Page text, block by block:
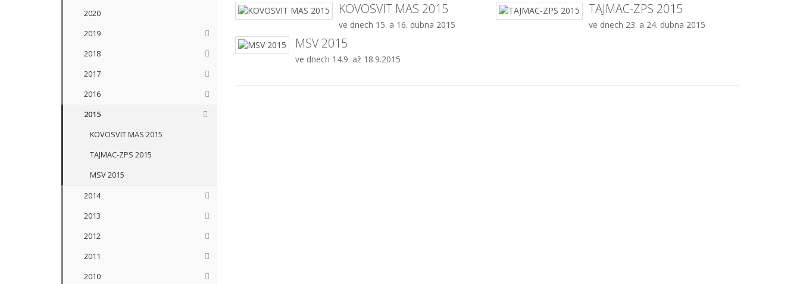
2020
2019
2018
2017
2016
2015
KOVOSVIT MAS 2015
TAJMAC-ZPS 2015
MSV 2015
2014
2013
2012
2011
2010
KOVOSVIT MAS 2015
ve dnech 15. a 16. dubna 2015
TAJMAC-ZPS 2015
ve dnech 23. a 24. dubna 2015
MSV 2015
ve dnech 14.9. až 18.9.2015